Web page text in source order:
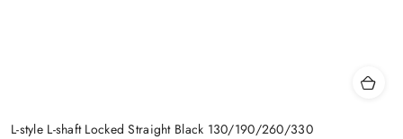
L-style L-shaft Locked Straight Black 130/190/260/330